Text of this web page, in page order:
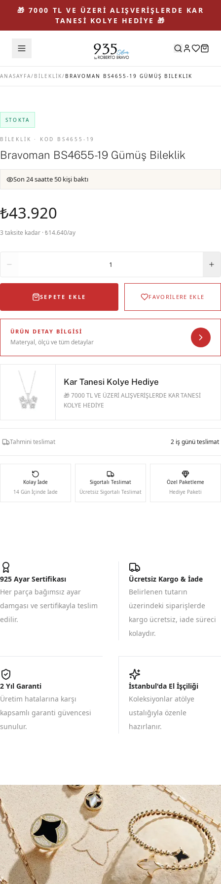
🎁 7000 TL VE ÜZERİ ALIŞVERİŞLERDE KAR
TANESİ KOLYE HEDİYE 🎁
ANASAYFA/ BİLEKLİK/ BRAVOMAN BS4655-19 GÜMÜŞ BILEKLIK
STOKTA
BİLEKLİK · KOD BS4655-19
Bravoman BS4655-19 Gümüş Bileklik
Son 24 saatte 50 kişi baktı
₺43.920
3 taksite kadar · ₺14.640/ay
1
SEPETE EKLE FAVORİLERE EKLE
ÜRÜN DETAY BILGISI
Materyal, ölçü ve tüm detaylar
Kar Tanesi Kolye Hediye
🎁 7000 TL VE ÜZERİ ALIŞVERİŞLERDE KAR TANESİ
KOLYE HEDİYE
Tahmini teslimat 2 iş günü teslimat
Kolay İade
14 Gün İçinde İade
Sigortalı Teslimat
Ücretsiz Sigortalı Teslimat
Özel Paketleme
Hediye Paketi
925 Ayar Sertifikası
Her parça bağımsız ayar
damgası ve sertifikayla teslim
edilir.
Ücretsiz Kargo & İade
Belirlenen tutarın
üzerindeki siparişlerde
kargo ücretsiz, iade süreci
kolaydır.
2 Yıl Garanti
Üretim hatalarına karşı
kapsamlı garanti güvencesi
sunulur.
İstanbul'da El İşçiliği
Koleksiyonlar atölye
ustalığıyla özenle
hazırlanır.